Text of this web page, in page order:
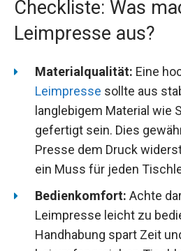
Checkliste: Was
Leimpresse aus?
Materialqualität: Eine
Leimpresse sollte aus
langlebigem Material wie
gefertigt sein. Dies
Presse dem Druck
ein Muss für jeden
Bedienkomfort: Achte
Leimpresse leicht zu
Handhabung spart Zeit